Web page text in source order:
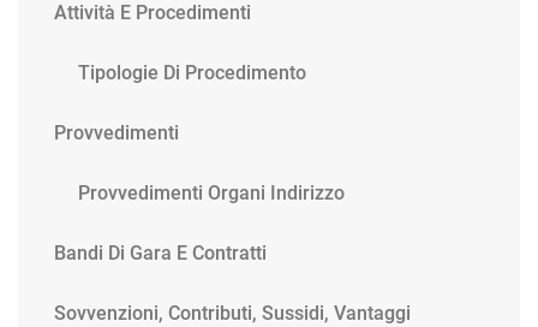
Attività E Procedimenti
Tipologie Di Procedimento
Provvedimenti
Provvedimenti Organi Indirizzo
Bandi Di Gara E Contratti
Sovvenzioni, Contributi, Sussidi, Vantaggi